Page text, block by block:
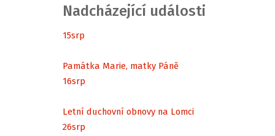
Nadcházející události
15srp
Památka Marie, matky Páně
16srp
Letní duchovní obnovy na Lomci
26srp